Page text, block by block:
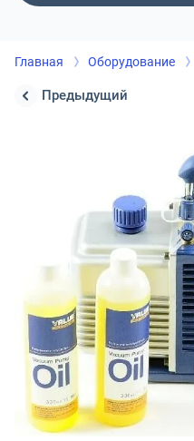
Главная Оборудование
Предыдущий